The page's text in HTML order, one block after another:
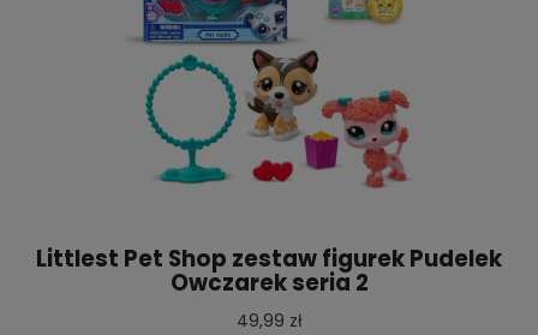
Littlest Pet Shop zestaw figurek Pudelek
Owczarek seria 2
49,99 zł